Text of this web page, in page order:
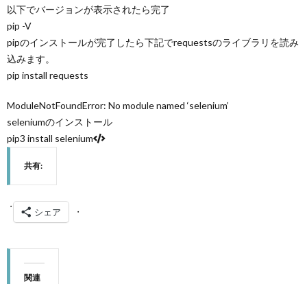
以下でバージョンが表示されたら完了
pip -V
pipのインストールが完了したら下記でrequestsのライブラリを読み
込みます。
pip install requests
ModuleNotFoundError: No module named ‘selenium’
seleniumのインストール
pip3 install selenium
共有:
シェア
関連